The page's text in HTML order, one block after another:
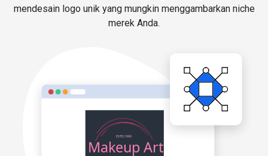
mendesain logo unik yang mungkin menggambarkan niche
merek Anda.